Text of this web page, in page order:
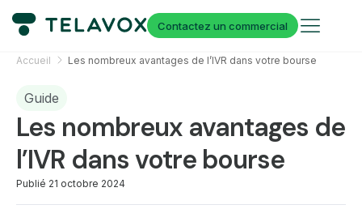
Contactez un commercial
Accueil Les nombreux avantages de l’IVR dans votre bourse
Guide
Les nombreux avantages de
l’IVR dans votre bourse
Publié 21 octobre 2024